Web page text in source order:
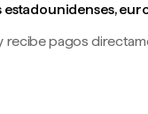
recibe pagos